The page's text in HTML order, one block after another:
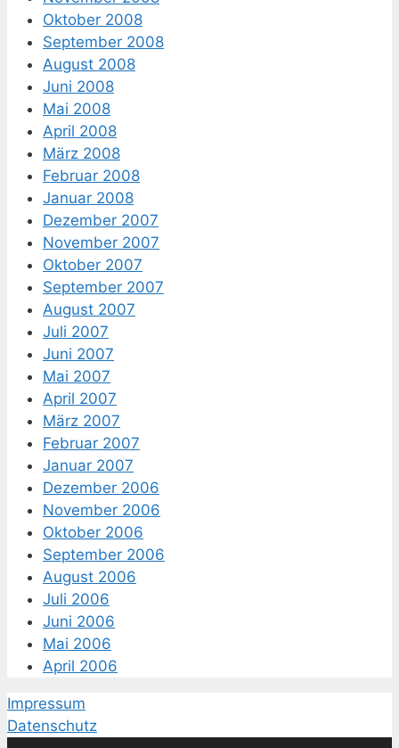
Oktober 2008
September 2008
August 2008
Juni 2008
Mai 2008
April 2008
März 2008
Februar 2008
Januar 2008
Dezember 2007
November 2007
Oktober 2007
September 2007
August 2007
Juli 2007
Juni 2007
Mai 2007
April 2007
März 2007
Februar 2007
Januar 2007
Dezember 2006
November 2006
Oktober 2006
September 2006
August 2006
Juli 2006
Juni 2006
Mai 2006
April 2006
Impressum
Datenschutz